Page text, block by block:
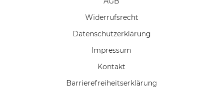
Widerrufs­recht
Daten­schutz­erklärung
Impressum
Kontakt
Barrierefreiheitserklärung